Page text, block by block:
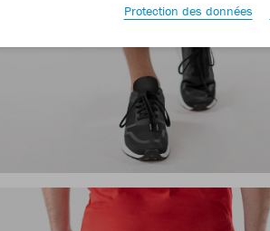
Protection des données